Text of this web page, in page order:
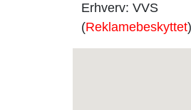
Erhverv: VVS
(Reklamebeskyttet)